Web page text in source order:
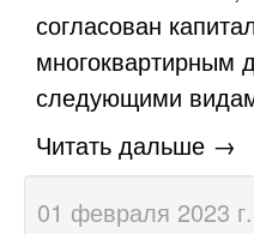
согласован
многоквартирным
следующими
Читать дальше →
01 февраля 2023 г.